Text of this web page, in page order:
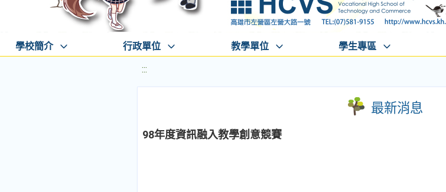
學校簡介 行政單位 教學單位 學生專區
:::
最新消息
98年度資訊融入教學創意競賽